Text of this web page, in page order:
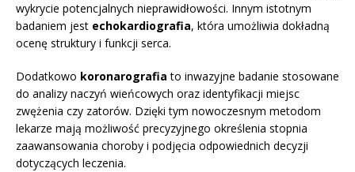
wykrycie potencjalnych nieprawidłowości. Innym istotnym
badaniem jest echokardiografia, która umożliwia dokładną
ocenę struktury i funkcji serca.
Dodatkowo koronarografia to inwazyjne badanie stosowane
do analizy naczyń wieńcowych oraz identyfikacji miejsc
zwężenia czy zatorów. Dzięki tym nowoczesnym metodom
lekarze mają możliwość precyzyjnego określenia stopnia
zaawansowania choroby i podjęcia odpowiednich decyzji
dotyczących leczenia.